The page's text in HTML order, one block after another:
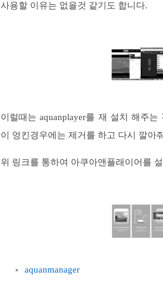
사용할 이유는 없을것 같기도 합니다.
이럴때는 aquanplayer를 재 설치 해주
이 엉킨경우에는 제거를 하고 다시 깔아
위 링크를 통하여 아쿠아앤플래이어를
aquanmanager